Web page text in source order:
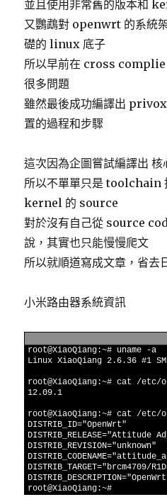
派
並且使用非常舊的版本和
又鸚鵡對 openwrt 的系統
礎的 linux 底子
所以早前在 cross complie
很多問題
雖然最後成功編譯出
置的過程和步驟
這次因為企圖嘗試編譯出
所以不單單只是 toolchain
kernel 的 source
對於沒有自己從 source
說，其實也只能慢慢爬文
所以就順道寫成文章，省去
小米路由器系統資訊
root@XiaoQiang:~# uname -a
Linux XiaoQiang 2.6.36 #1
root@XiaoQiang:~# cat /etc/
12.09.1
root@XiaoQiang:~# cat /etc/
DISTRIB_ID="OpenWrt"
DISTRIB_RELEASE="Attitude
DISTRIB_REVISION="unknown"
DISTRIB_CODENAME=
DISTRIB_TARGET="brcm4709/
DISTRIB_DESCRIPTION=
root@XiaoQiang:~#